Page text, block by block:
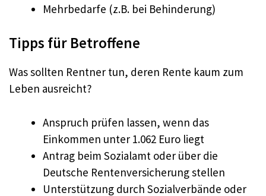
Mehrbedarfe (z.B. bei Behinderung)
Tipps für Betroffene
Was sollten Rentner tun, deren Rente kaum zum
Leben ausreicht?
Anspruch prüfen lassen, wenn das
Einkommen unter 1.062 Euro liegt
Antrag beim Sozialamt oder über die
Deutsche Rentenversicherung stellen
Unterstützung durch Sozialverbände oder